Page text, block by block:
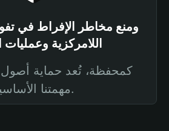
ومنع مخاطر الإفراط في
اللامركزية وعمليات
كمحفظة، تُعد حماية
مهمتنا الأساسية.